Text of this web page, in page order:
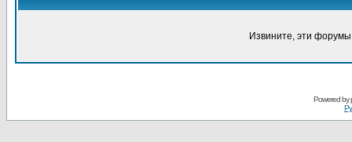
Извините, эти
Powered by